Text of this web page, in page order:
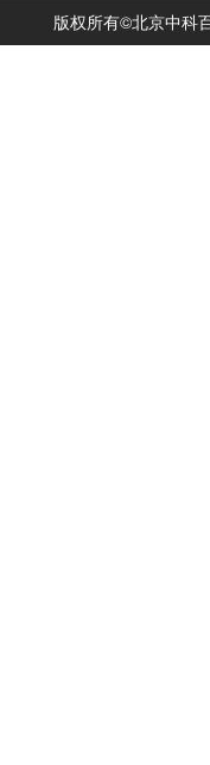
版权所有©北京中科